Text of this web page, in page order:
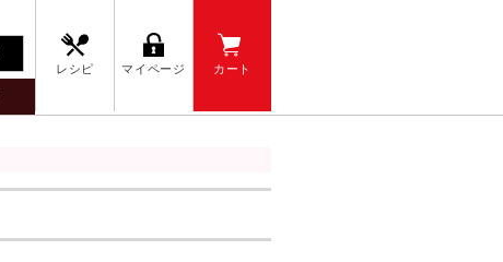
レシピ マイページ カート